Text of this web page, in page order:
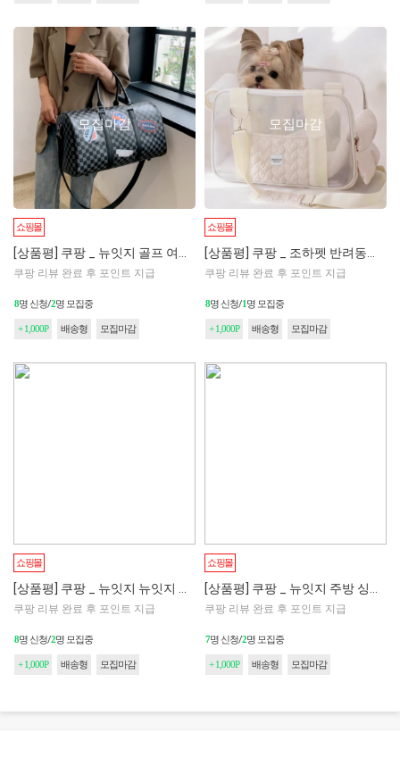
모집마감
쇼핑몰
쿠팡 리뷰 완료 후 포인트 지급
8명 신청/2명 모집중
+ 1,000P 배송형 모집마감
모집마감
쇼핑몰
쿠팡 리뷰 완료 후 포인트 지급
8명 신청/1명 모집중
+ 1,000P 배송형 모집마감
쇼핑몰
쿠팡 리뷰 완료 후 포인트 지급
8명 신청/2명 모집중
+ 1,000P 배송형 모집마감
쇼핑몰
쿠팡 리뷰 완료 후 포인트 지급
7명 신청/2명 모집중
+ 1,000P 배송형 모집마감